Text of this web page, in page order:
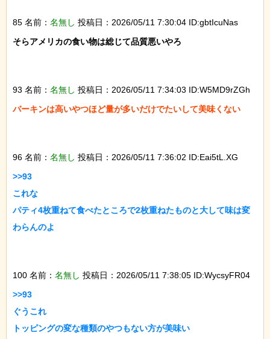
85 名前： 名無し 投稿日：2026/05/11 7:30:04 ID:gbtIcuNas
そらアメリカの食い物は総じて品質悪いやろ
93 名前： 名無し 投稿日：2026/05/11 7:34:03 ID:W5MD9rZGh
バーキンは高いやつほど量が多いだけでたいして美味くない
96 名前： 名無し 投稿日：2026/05/11 7:36:02 ID:Eai5tL.XG
>>93
これな
パティ4枚重ねて食べたところで2枚重ねたものと大して味は変
わらんのよ
100 名前： 名無し 投稿日：2026/05/11 7:38:05 ID:WycsyFR04
>>93
ぐうこれ
トッピングの変な種類のやつもない方が美味い